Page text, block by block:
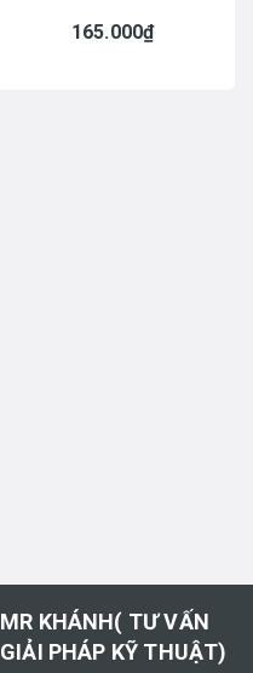
165.000₫
MR KHÁNH( TƯ VẤN
GIẢI PHÁP KỸ THUẬT)